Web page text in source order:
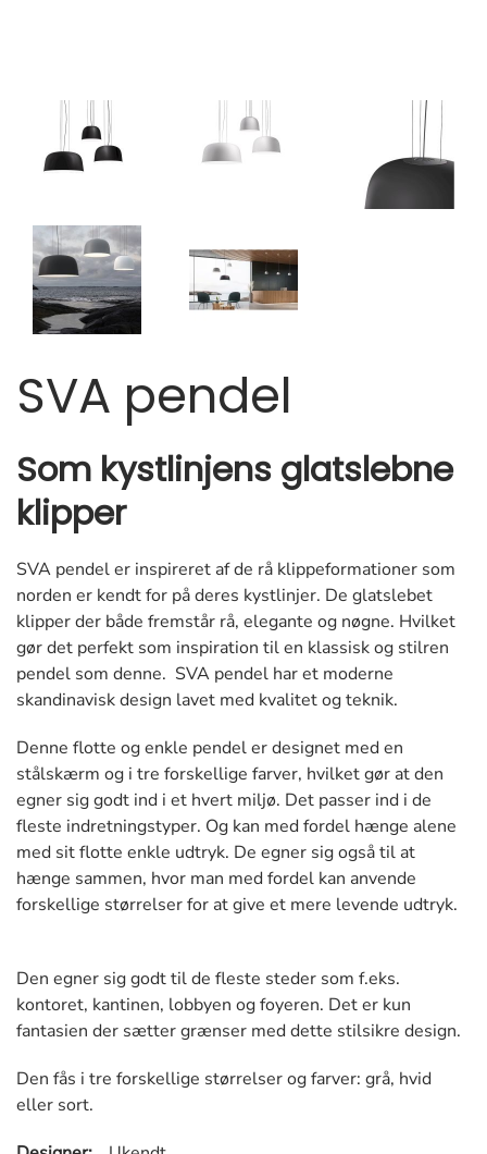
SVA pendel
Som kystlinjens glatslebne
klipper
SVA pendel er inspireret af de rå klippeformationer som
norden er kendt for på deres kystlinjer. De glatslebet
klipper der både fremstår rå, elegante og nøgne. Hvilket
gør det perfekt som inspiration til en klassisk og stilren
pendel som denne. SVA pendel har et moderne
skandinavisk design lavet med kvalitet og teknik.
Denne flotte og enkle pendel er designet med en
stålskærm og i tre forskellige farver, hvilket gør at den
egner sig godt ind i et hvert miljø. Det passer ind i de
fleste indretningstyper. Og kan med fordel hænge alene
med sit flotte enkle udtryk. De egner sig også til at
hænge sammen, hvor man med fordel kan anvende
forskellige størrelser for at give et mere levende udtryk.
Den egner sig godt til de fleste steder som f.eks.
kontoret, kantinen, lobbyen og foyeren. Det er kun
fantasien der sætter grænser med dette stilsikre design.
Den fås i tre forskellige størrelser og farver: grå, hvid
eller sort.